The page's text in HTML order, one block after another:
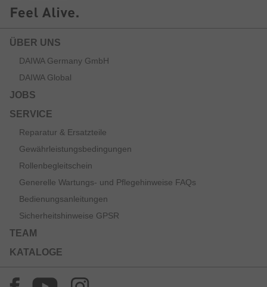
ÜBER UNS
DAIWA Germany GmbH
DAIWA Global
JOBS
SERVICE
Reparatur & Ersatzteile
Gewährleistungsbedingungen
Rollenbegleitschein
Generelle Wartungs- und Pflegehinweise FAQs
Bedienungsanleitungen
Sicherheitshinweise GPSR
TEAM
KATALOGE